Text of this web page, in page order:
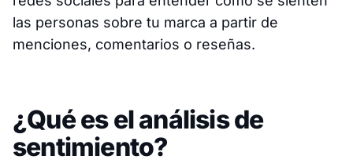
las personas sobre tu marca a partir de
menciones, comentarios o reseñas.
¿Qué es el análisis de
sentimiento?